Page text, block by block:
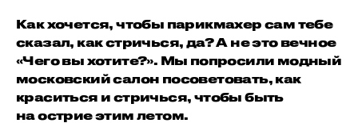
Как хочется, чтобы парикмахер сам тебе
сказал, как стричься, да? А не это вечное
«Чего вы хотите?». Мы попросили модный
московский салон посоветовать, как
краситься и стричься, чтобы быть
на острие этим летом.